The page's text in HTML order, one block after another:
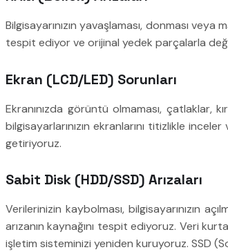
Bilgisayarınızın yavaşlaması, donması
tespit ediyor ve orijinal yedek parçalarla
Ekran (LCD/LED) Sorunları
Ekranınızda görüntü olmaması, çatlaklar,
bilgisayarlarınızın ekranlarını titizlikle
getiriyoruz.
Sabit Disk (HDD/SSD) Arızaları
Verilerinizin kaybolması, bilgisayarınızın
arızanın kaynağını tespit ediyoruz. Veri
işletim sisteminizi yeniden kuruyoruz. SSD